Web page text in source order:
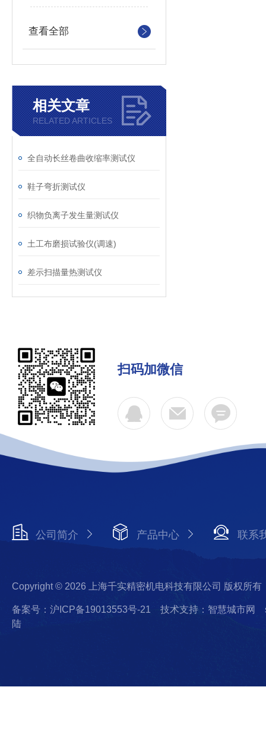
查看全部
相关文章
RELATED ARTICLES
全自动长丝卷曲收缩率测试仪
鞋子弯折测试仪
织物负离子发生量测试仪
土工布磨损试验仪(调速)
差示扫描量热测试仪
扫码加微信
公司简介 产品中心 联系
Copyright © 2026 上海千实精密机电科技有限公司 版权所有
备案号：沪ICP备19013553号-21 技术支持：智慧城市网
陆